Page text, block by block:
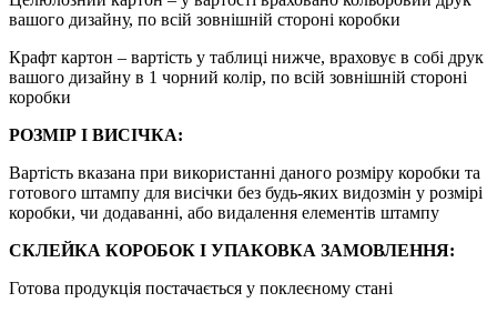
вашого дизайну, по всій зовнішній стороні коробки
Крафт картон – вартість у таблиці нижче, враховує в собі друк
вашого дизайну в 1 чорний колір, по всій зовнішній стороні
коробки
РОЗМІР І ВИСІЧКА:
Вартість вказана при використанні даного розміру коробки та
готового штампу для висічки без будь-яких видозмін у розмірі
коробки, чи додаванні, або видалення елементів штампу
СКЛЕЙКА КОРОБОК І УПАКОВКА ЗАМОВЛЕННЯ:
Готова продукція постачається у поклеєному стані